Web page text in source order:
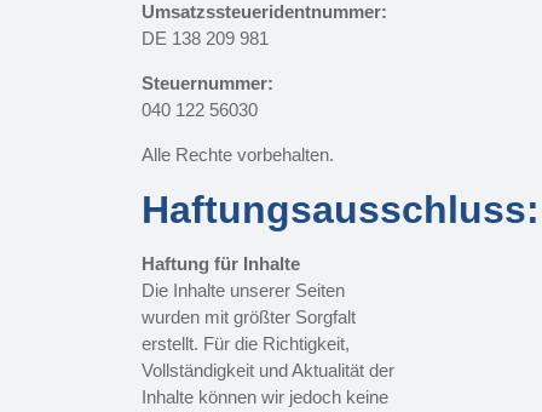
Umsatzssteueridentnummer:
DE 138 209 981
Steuernummer:
040 122 56030
Alle Rechte vorbehalten.
Haftungsausschluss:
Haftung für Inhalte
Die Inhalte unserer Seiten
wurden mit größter Sorgfalt
erstellt. Für die Richtigkeit,
Vollständigkeit und Aktualität der
Inhalte können wir jedoch keine